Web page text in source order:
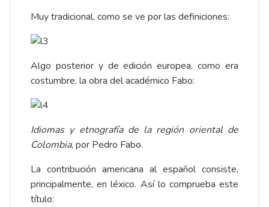
Muy tradicional, como se ve por las definiciones:
Algo posterior y de edición europea, como era
costumbre, la obra del académico Fabo:
Idiomas y etnografía de la región oriental de
Colombia, por Pedro Fabo.
La contribución americana al español consiste,
principalmente, en léxico. Así lo comprueba este
título: